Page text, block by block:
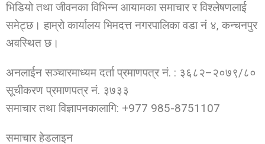
भिडियो तथा जीवनका विभिन्न आयामका समाचार र विश्लेषणलाई
समेट्छ। हाम्रो कार्यालय भिमदत्त नगरपालिका वडा नं ४, कन्चनपुर
अवस्थित छ।
अनलाईन सञ्चारमाध्यम दर्ता प्रमाणपत्र नं. : ३६८२–२०७९/८०
सूचीकरण प्रमाणपत्र नं. ३७३३
समाचार तथा विज्ञापनकालागि: +977 985-8751107
समाचार हेडलाइन